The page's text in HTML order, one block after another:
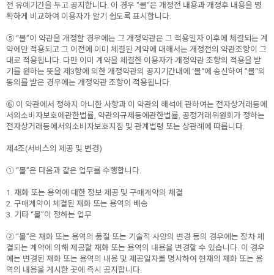
전 유예기간을 두고 공지합니다. 이 경우 "몰“은 개정전 내용과 개정후 내용을 명
확하게 비교하여 이용자가 알기 쉽도록 표시합니다.
⑤ “몰”이 약관을 개정할 경우에는 그 개정약관은 그 적용일자 이후에 체결되는 계
약에만 적용되고 그 이전에 이미 체결된 계약에 대해서는 개정전의 약관조항이 그
대로 적용됩니다. 다만 이미 계약을 체결한 이용자가 개정약관 조항의 적용을 받
기를 원하는 뜻을 제3항에 의한 개정약관의 공지기간내에 ‘몰“에 송신하여 ”몰“의
동의를 받은 경우에는 개정약관 조항이 적용됩니다.
⑥ 이 약관에서 정하지 아니한 사항과 이 약관의 해석에 관하여는 전자상거래등에
서의소비자보호에관한법률, 약관의규제등에관한법률, 공정거래위원회가 정하는
전자상거래등에서의소비자보호지침 및 관계법령 또는 상관례에 따릅니다.
제4조(서비스의 제공 및 변경)
① “몰”은 다음과 같은 업무를 수행합니다.
1. 재화 또는 용역에 대한 정보 제공 및 구매계약의 체결
2. 구매계약이 체결된 재화 또는 용역의 배송
3. 기타 “몰”이 정하는 업무
② “몰”은 재화 또는 용역의 품절 또는 기술적 사양의 변경 등의 경우에는 장차 체
결되는 계약에 의해 제공할 재화 또는 용역의 내용을 변경할 수 있습니다. 이 경우
에는 변경된 재화 또는 용역의 내용 및 제공일자를 명시하여 현재의 재화 또는 용
역의 내용을 게시한 곳에 즉시 공지합니다.